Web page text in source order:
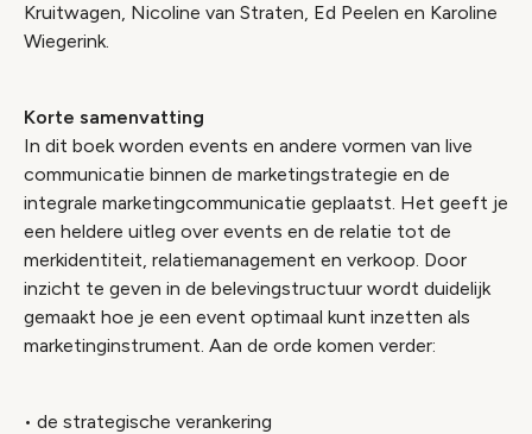
Kruitwagen, Nicoline van Straten, Ed Peelen en Karoline
Wiegerink.
Korte samenvatting
In dit boek worden events en andere vormen van live
communicatie binnen de marketingstrategie en de
integrale marketingcommunicatie geplaatst. Het geeft je
een heldere uitleg over events en de relatie tot de
merkidentiteit, relatiemanagement en verkoop. Door
inzicht te geven in de belevingstructuur wordt duidelijk
gemaakt hoe je een event optimaal kunt inzetten als
marketinginstrument. Aan de orde komen verder:
• de strategische verankering